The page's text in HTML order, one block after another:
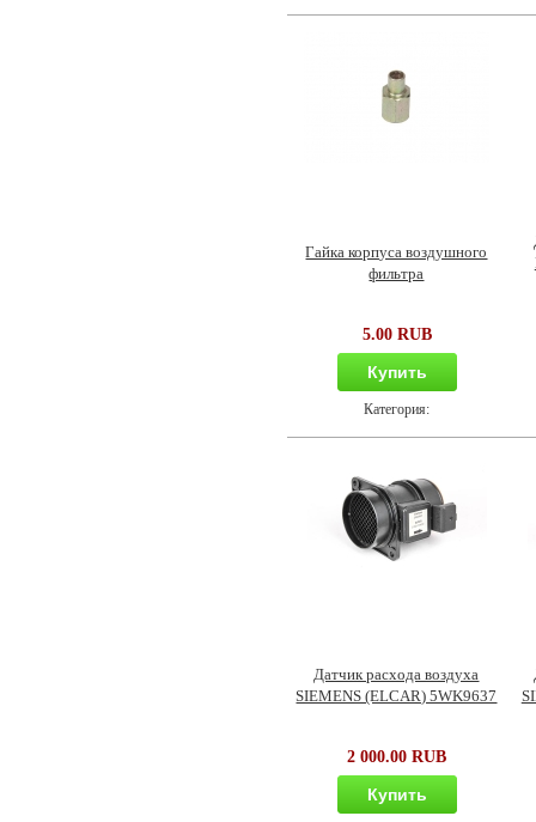
Гайка корпуса воздушного
фильтра
5.00 RUB
Купить
Категория:
Датчик расхода воздуха
SIEMENS (ELCAR) 5WK9637
2 000.00 RUB
Купить